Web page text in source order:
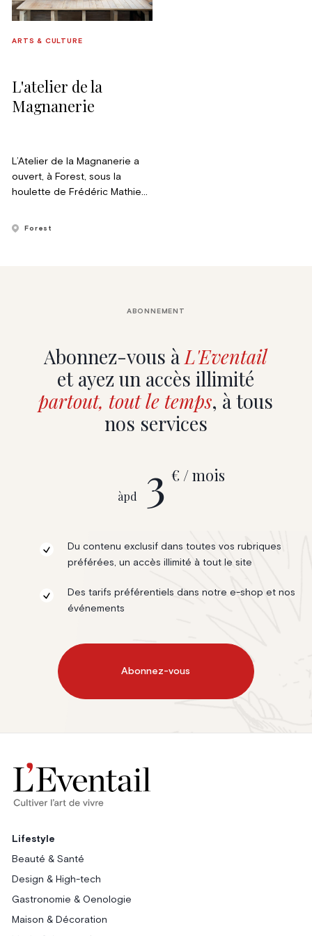
L'atelier de la
Magnanerie
ARTS & CULTURE
L’Atelier de la Magnanerie a
ouvert, à Forest, sous la
houlette de Frédéric Mathieu.
potier a imaginé un espace
Forest
Abonnez-vous àL'Eventail
et ayez un accès illimité
partout, tout le temps, à tous
nos services
ABONNEMENT
àpd 3 € / mois
Du contenu exclusif dans toutes vos rubriques
préférées, un accès illimité à tout le site
Des tarifs préférentiels dans notre e-shop et nos
événements
Abonnez-vous
Lifestyle
Beauté & Santé
Design & High-tech
Gastronomie & Oenologie
Maison & Décoration